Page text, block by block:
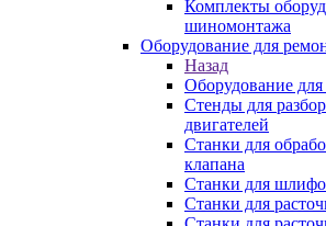
Комплекты
шиномонтажа
Оборудование для
Назад
Оборудование для
Стенды для
двигателей
Станки для
клапана
Станки для
Станки для